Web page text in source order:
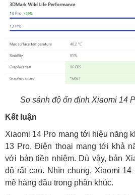
So sánh độ ổn định Xiaomi 14
Kết luận
Xiaomi 14 Pro mang tới hiệu năng
13 Pro. Điện thoại mang tới khả
với bản tiền nhiệm. Dù vậy, bản
độ rất cao. Nhìn chung, Xiaomi
mẽ hàng đầu trong phân khúc.